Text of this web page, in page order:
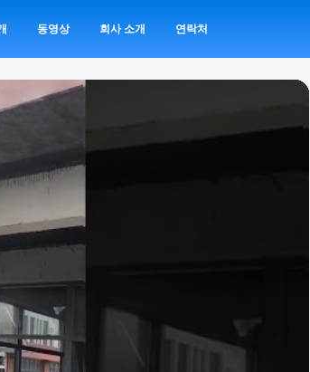
동영상 회사 소개 연락처